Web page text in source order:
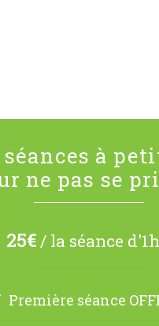
séances à
ne pas se
25€/ la séance
Première séance